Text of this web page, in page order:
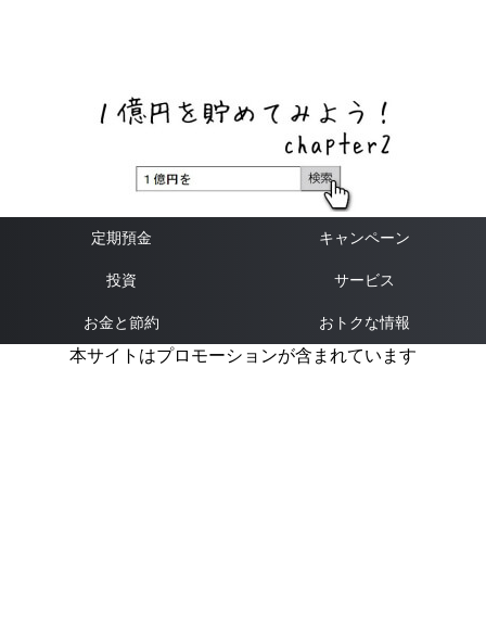
定期預金 キャンペーン
投資 サービス
お金と節約 おトクな情報
本サイトはプロモーションが含まれています